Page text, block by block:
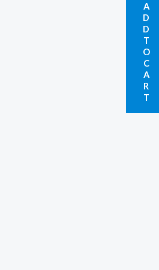
A
D
D
T
O
C
A
R
T